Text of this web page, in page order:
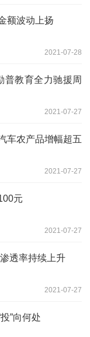
额波动上扬
2021-07-28
普教育全力驰援周
2021-07-27
车农产品增幅超五
2021-07-27
元
2021-07-27
透率持续上升
2021-07-27
”向何处